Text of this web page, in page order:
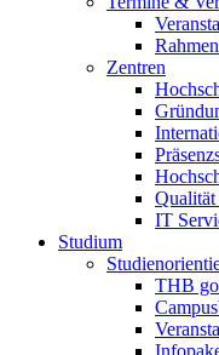
Zentren
IT
Studium
THB